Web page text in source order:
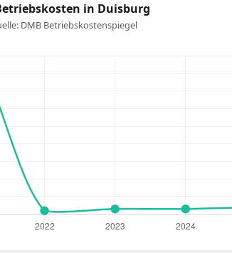
in Duisburg
DMB Betriebskostenspiegel